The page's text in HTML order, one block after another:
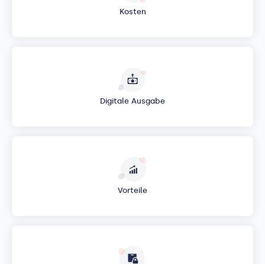
Kosten
Digitale Ausgabe
Vorteile